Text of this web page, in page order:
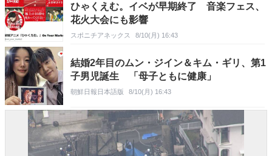
ひゃくえむ。イベが早期終了 音楽フェス、
花火大会にも影響
スポニチアネックス 8/10(月) 16:43
結婚2年目のムン・ジイン＆キム・ギリ、第1
子男児誕生 「母子ともに健康」
朝鮮日報日本語版 8/10(月) 16:43